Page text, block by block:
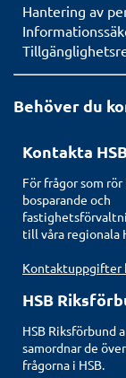
Hantering av
Behöver du
Kontakta
För frågor som
bosparande och
till våra regionala
Kontaktuppgifter
HSB
HSB Riksförbund
samordnar de
frågorna i HSB.